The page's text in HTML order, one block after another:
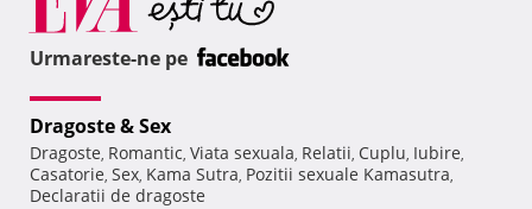
Urmareste-ne pe
Dragoste & Sex
Dragoste, Romantic, Viata sexuala, Relatii, Cuplu, Iubire,
Casatorie, Sex, Kama Sutra, Pozitii sexuale Kamasutra,
Declaratii de dragoste